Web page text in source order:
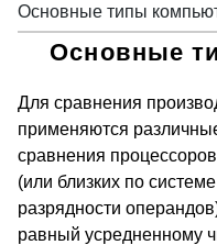
Основные типы
Основные
Для сравнения
применяются
сравнения
(или близких по
разрядности
равный усредненному